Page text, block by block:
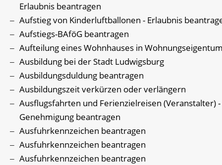
Erlaubnis beantragen
Aufstieg von Kinderluftballonen - Erlaubnis
Aufstiegs-BAföG beantragen
Aufteilung eines Wohnhauses in
Ausbildung bei der Stadt Ludwigsburg
Ausbildungsduldung beantragen
Ausbildungszeit verkürzen oder verlängern
Ausflugsfahrten und Ferienzielreisen (Veranstalter) -
Genehmigung beantragen
Ausfuhrkennzeichen beantragen
Ausfuhrkennzeichen beantragen
Ausfuhrkennzeichen beantragen